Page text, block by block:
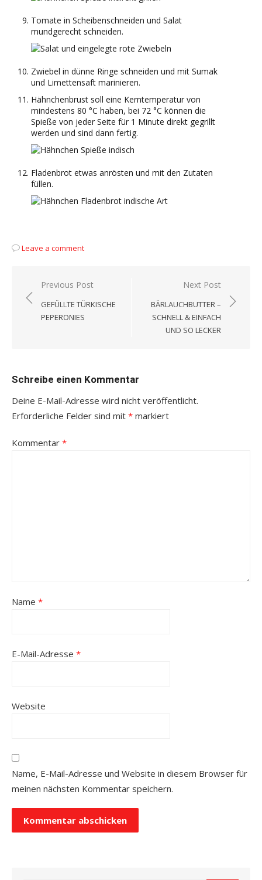
Tomate in Scheibenschneiden und Salat
mundgerecht schneiden.
Zwiebel in dünne Ringe schneiden und mit Sumak
und Limettensaft marinieren.
Hähnchenbrust soll eine Kerntemperatur von
mindestens 80 °C haben, bei 72 °C können die
Spieße von jeder Seite für 1 Minute direkt gegrillt
werden und sind dann fertig.
Fladenbrot etwas anrösten und mit den Zutaten
füllen.
Leave a comment
Beitragsnavigation
Previous Post
GEFÜLLTE TÜRKISCHE
PEPERONIES
Next Post
BÄRLAUCHBUTTER –
SCHNELL & EINFACH
UND SO LECKER
Schreibe einen Kommentar
Deine E-Mail-Adresse wird nicht veröffentlicht.
Erforderliche Felder sind mit * markiert
Kommentar *
Name *
E-Mail-Adresse *
Website
Name, E-Mail-Adresse und Website in diesem Browser für
meinen nächsten Kommentar speichern.